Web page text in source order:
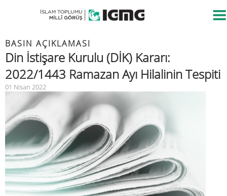
BASIN AÇIKLAMASI
Din İstişare Kurulu (DİK) Kararı:
2022/1443 Ramazan Ayı Hilalinin Tespiti
01 Nisan 2022